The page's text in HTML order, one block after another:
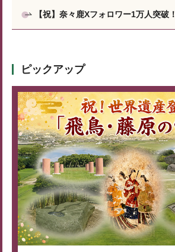
【祝】奈々鹿Xフォロワー1万人突破！
ピックアップ